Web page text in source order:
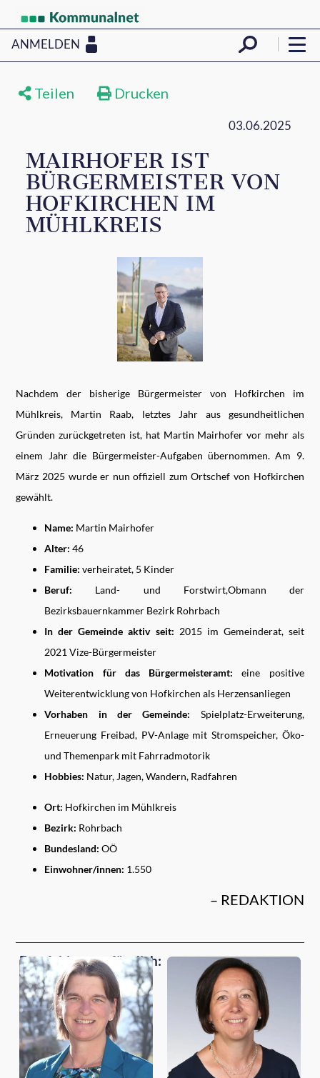
ANMELDEN
Teilen Drucken
03.06.2025
MAIRHOFER IST
BÜRGERMEISTER VON
HOFKIRCHEN IM
MÜHLKREIS
Nachdem der bisherige Bürgermeister von Hofkirchen im
Mühlkreis, Martin Raab, letztes Jahr aus gesundheitlichen
Gründen zurückgetreten ist, hat Martin Mairhofer vor mehr als
einem Jahr die Bürgermeister-Aufgaben übernommen. Am 9.
März 2025 wurde er nun offiziell zum Ortschef von Hofkirchen
gewählt.
Name: Martin Mairhofer
Alter: 46
Familie:verheiratet, 5 Kinder
Beruf: Land- und Forstwirt,Obmann der
Bezirksbauernkammer Bezirk Rohrbach
In der Gemeinde aktiv seit: 2015 im Gemeinderat, seit
2021 Vize-Bürgermeister
Motivation für das Bürgermeisteramt:eine positive
Weiterentwicklung von Hofkirchen als Herzensanliegen
Vorhaben in der Gemeinde: Spielplatz-Erweiterung,
Erneuerung Freibad, PV-Anlage mit Stromspeicher, Öko-
und Themenpark mit Fahrradmotorik
Hobbies: Natur, Jagen, Wandern, Radfahren
Ort: Hofkirchen im Mühlkreis
Bezirk: Rohrbach
Bundesland:OÖ
Einwohner/innen: 1.550
– REDAKTION
Empfehlungen für dich: